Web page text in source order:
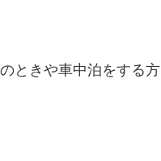
ときや車中泊をする方